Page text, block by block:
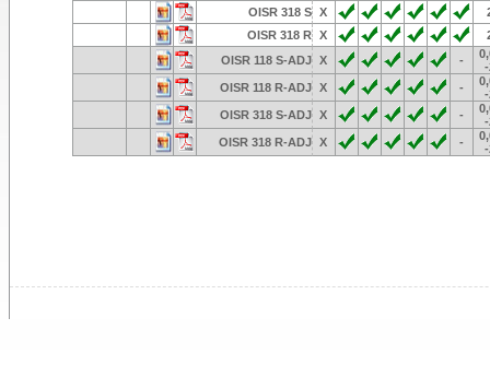
OISR 318 S
X
OISR 318 R
X
OISR 118 S-ADJ
X -
OISR 118 R-ADJ
X -
OISR 318 S-ADJ
X -
OISR 318 R-ADJ
X -